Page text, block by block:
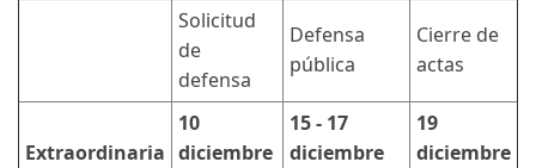
Solicitud
de
defensa
Defensa
pública
Cierre de
actas
Extraordinaria
10
diciembre
15 - 17
diciembre
19
diciembre